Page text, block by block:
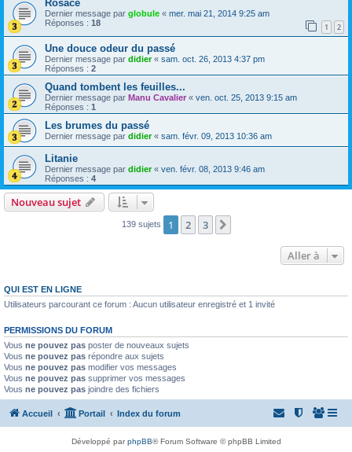
Rosace
Dernier message par globule « mer. mai 21, 2014 9:25 am
Réponses : 18 1 2
Une douce odeur du passé
Dernier message par didier« sam. oct. 26, 2013 4:37 pm
Réponses : 2
Quand tombent les feuilles...
Dernier message par Manu Cavalier « ven. oct. 25, 2013 9:15 am
Réponses : 1
Les brumes du passé
Dernier message par didier« sam. févr. 09, 2013 10:36 am
Litanie
Dernier message par didier« ven. févr. 08, 2013 9:46 am
Réponses : 4
Nouveau sujet
139 sujets 1 2 3
Aller à
QUI EST EN LIGNE
Utilisateurs parcourant ce forum : Aucun utilisateur enregistré et 1 invité
PERMISSIONS DU FORUM
Vous ne pouvez pas poster de nouveaux sujets
Vous ne pouvez pas répondre aux sujets
Vous ne pouvez pas modifier vos messages
Vous ne pouvez pas supprimer vos messages
Vous ne pouvez pas joindre des fichiers
Accueil Portail Index du forum
Développé parphpBB® Forum Software © phpBB Limited